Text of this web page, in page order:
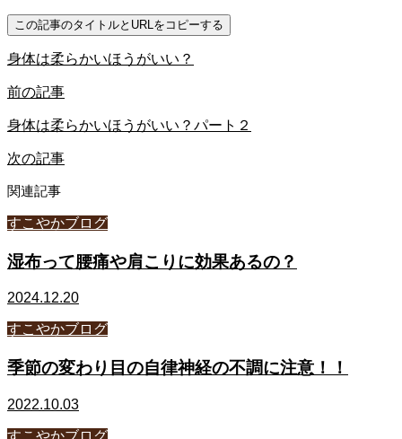
この記事のタイトルとURLをコピーする
身体は柔らかいほうがいい？
前の記事
身体は柔らかいほうがいい？パート２
次の記事
関連記事
すこやかブログ
湿布って腰痛や肩こりに効果あるの？
2024.12.20
すこやかブログ
季節の変わり目の自律神経の不調に注意！！
2022.10.03
すこやかブログ